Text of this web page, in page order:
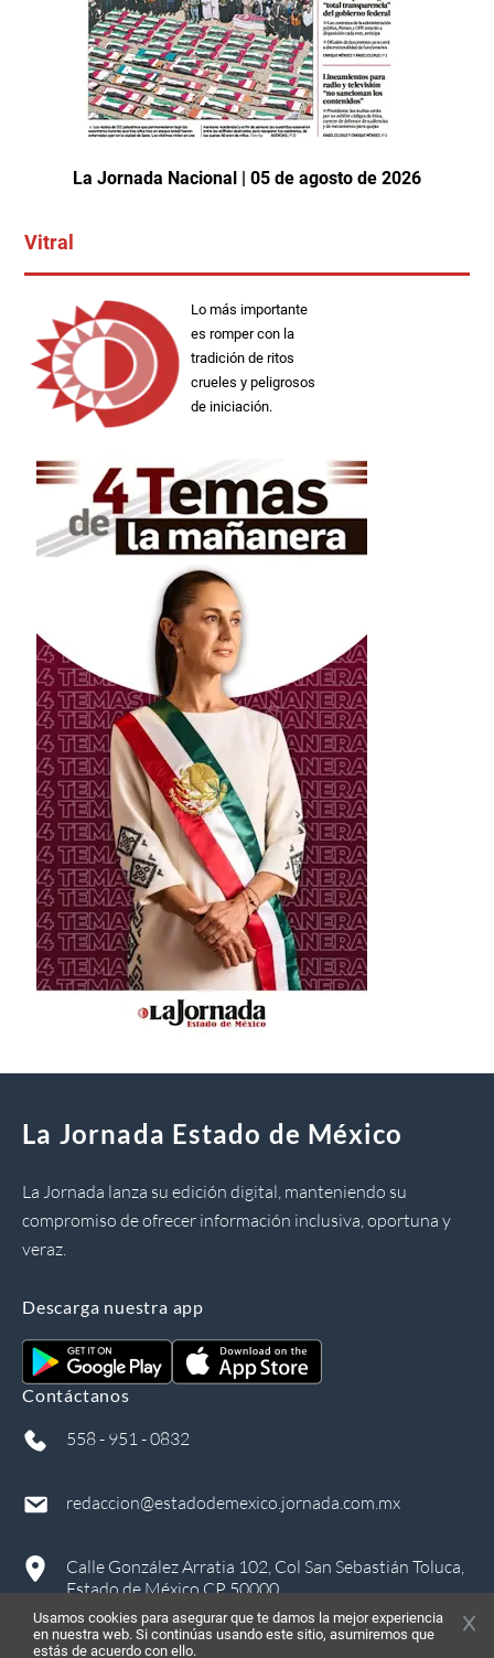
La Jornada Nacional | 05 de agosto de 2026
Vitral
Lo más importante
es romper con la
tradición de ritos
crueles y peligrosos
de iniciación.
La Jornada Estado de México
La Jornada lanza su edición digital, manteniendo su
compromiso de ofrecer información inclusiva, oportuna y
veraz.
Descarga nuestra app
Contáctanos
558 - 951 - 0832
redaccion@estadodemexico.jornada.com.mx
Calle González Arratia 102, Col San Sebastián Toluca,
Estado de México CP 50000
Usamos cookies para asegurar que te damos la mejor experiencia
en nuestra web. Si continúas usando este sitio, asumiremos que
estás de acuerdo con ello.